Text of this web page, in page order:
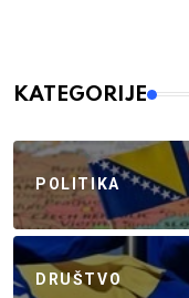
KATEGORIJE
POLITIKA
DRUŠTVO